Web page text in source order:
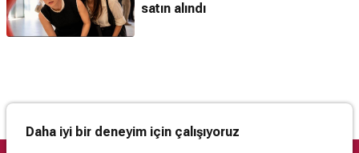
satın alındı
Daha iyi bir deneyim için çalışıyoruz